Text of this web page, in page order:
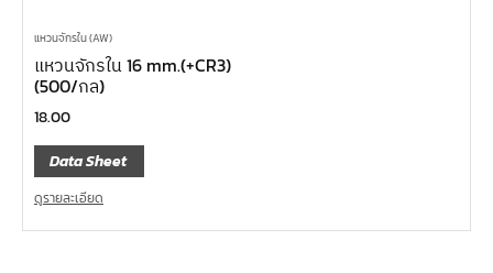
แหวนจักรใน (AW)
แหวนจักรใน 16 mm.(+CR3)
(500/กล)
18.00
Data Sheet
ดูรายละเอียด